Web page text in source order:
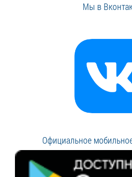
Мы в
Официальное